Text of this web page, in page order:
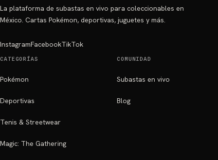
La plataforma de subastas en vivo para coleccionables en
México. Cartas Pokémon, deportivas, juguetes y más.
InstagramFacebookTikTok
CATEGORÍAS
Pokémon
Deportivas
Tenis & Streetwear
Magic: The Gathering
COMUNIDAD
Subastas en vivo
Blog